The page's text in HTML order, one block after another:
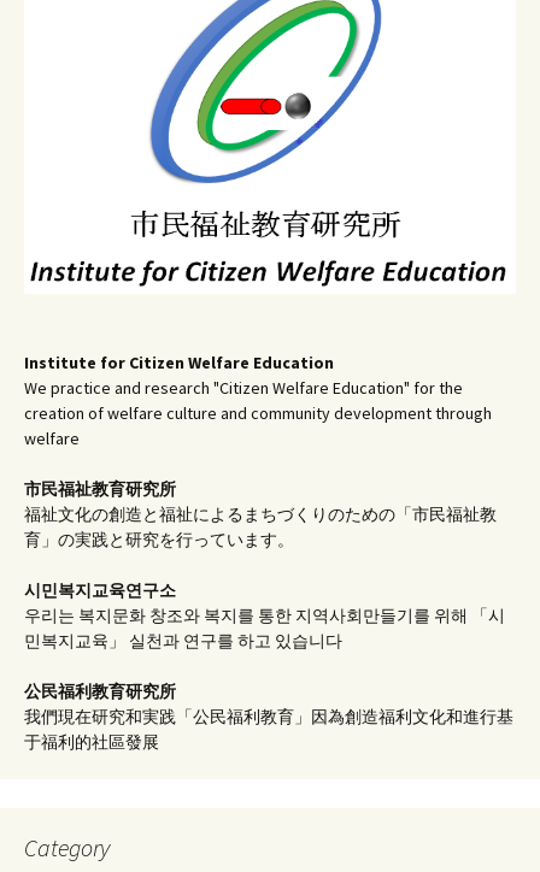
Institute for Citizen Welfare Education
We practice and research "Citizen Welfare Education" for the
creation of welfare culture and community development through
welfare
市民福祉教育研究所
福祉文化の創造と福祉によるまちづくりのための「市民福祉教
育」の実践と研究を行っています。
시민복지교육연구소
우리는 복지문화 창조와 복지를 통한 지역사회만들기를 위해 「시
민복지교육」 실천과 연구를 하고 있습니다
公民福利教育研究所
我們現在研究和実践「公民福利教育」因為創造福利文化和進行基
于福利的社區發展
Category